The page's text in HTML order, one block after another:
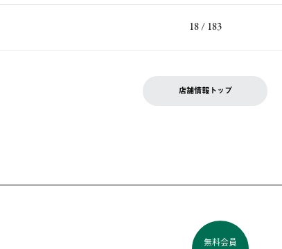
18 / 183
店舗情報トップ
無料会員